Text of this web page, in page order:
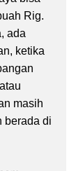
Rig.
ada
ketika
masih
berada di